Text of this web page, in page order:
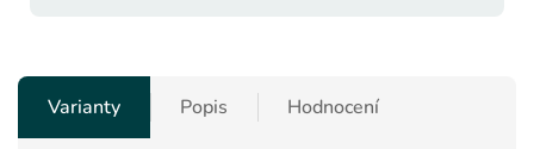
Varianty Popis Hodnocení